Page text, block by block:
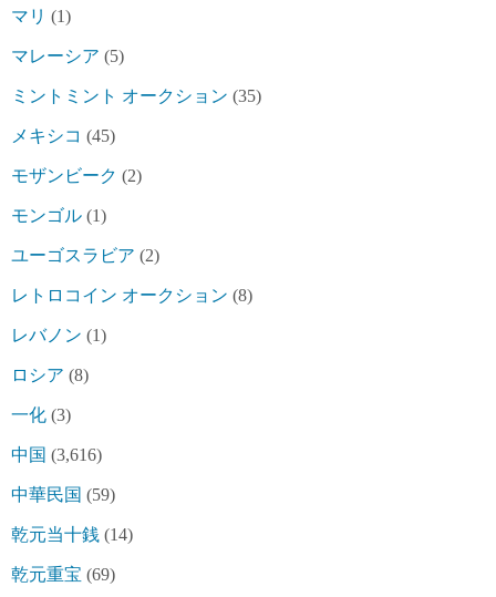
マリ (1)
マレーシア (5)
ミントミント オークション (35)
メキシコ (45)
モザンビーク (2)
モンゴル (1)
ユーゴスラビア (2)
レトロコイン オークション (8)
レバノン (1)
ロシア (8)
一化 (3)
中国 (3,616)
中華民国 (59)
乾元当十銭 (14)
乾元重宝 (69)